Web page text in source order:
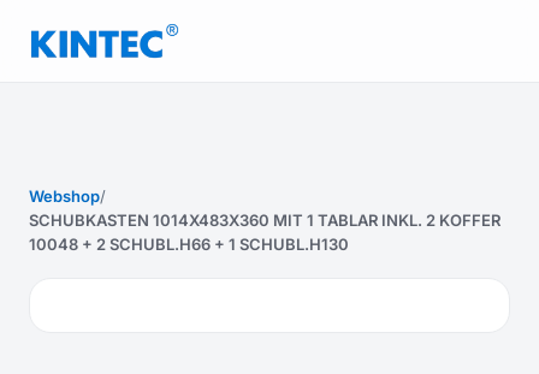
Webshop/
SCHUBKASTEN 1014X483X360 MIT 1 TABLAR INKL. 2 KOFFER
10048 + 2 SCHUBL.H66 + 1 SCHUBL.H130